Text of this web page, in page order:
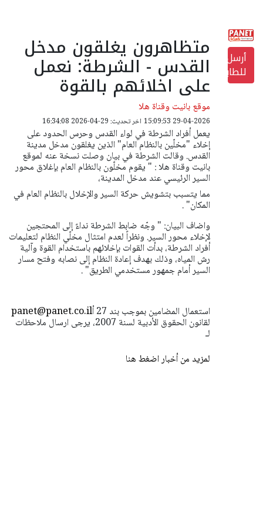
أرسل
للطابعة
متظاهرون يغلقون مدخل
القدس - الشرطة: نعمل
على اخلائهم بالقوة
موقع بانيت وقناة هلا
29-04-2026 15:09:53 اخر تحديث: 29-04-2026 16:34:08
يعمل أفراد الشرطة في لواء القدس وحرس الحدود على
إخلاء "مخلّين بالنظام العام" الذين يغلقون مدخل مدينة
القدس. وقالت الشرطة في بيان وصلت نسخة عنه لموقع
بانيت وقناة هلا : " يقوم مخلّون بالنظام العام بإغلاق محور
السير الرئيسي عند مدخل المدينة،
مما يتسبب بتشويش حركة السير والإخلال بالنظام العام في
المكان" .
واضاف البيان: " وجّه ضابط الشرطة نداءً إلى المحتجين
لإخلاء محور السير. ونظراً لعدم امتثال مخلّي النظام لتعليمات
أفراد الشرطة، بدأت القوات بإخلائهم باستخدام القوة وآلية
رش المياه، وذلك بهدف إعادة النظام إلى نصابه وفتح مسار
السير أمام جمهور مستخدمي الطريق" .
panet@panet.co.ilاستعمال المضامين بموجب بند 27 أ
لقانون الحقوق الأدبية لسنة 2007، يرجى ارسال ملاحظات
لـ
لمزيد من أخبار اضغط هنا